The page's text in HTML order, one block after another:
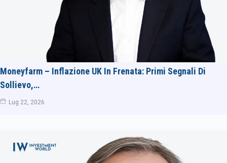
Moneyfarm – Inflazione UK In Frenata: Primi Segnali Di
Sollievo,…
Lug 22, 2026